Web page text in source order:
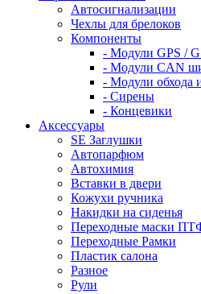
Автосигнализации
Чехлы для брелоков
Компоненты
- Модули GPS /
- Модули CAN
- Модули обхода
- Сирены
- Концевики
Аксессуары
SE Заглушки
Автопарфюм
Автохимия
Вставки в двери
Кожухи ручника
Накидки на сиденья
Переходные маски
Переходные Рамки
Пластик салона
Разное
Рули